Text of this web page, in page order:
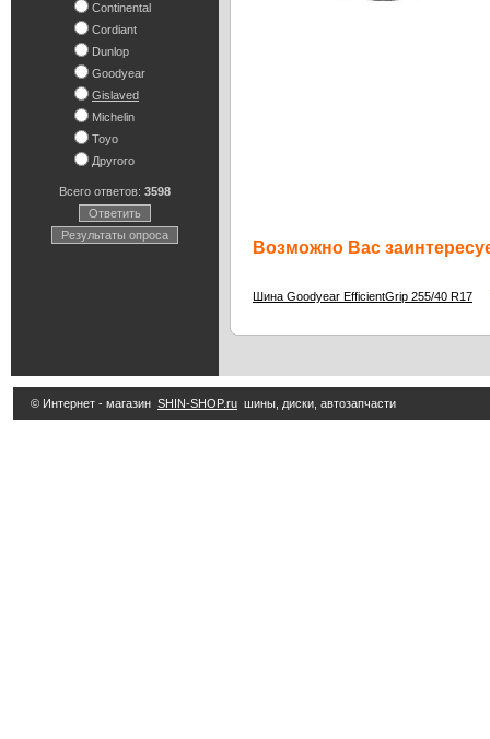
Continental
Cordiant
Dunlop
Goodyear
Gislaved
Michelin
Toyo
Другого
Всего ответов: 3598
Ответить
Результаты опроса
Возможно Вас
Шина Goodyear EfficientGrip 255/40 R17
© Интернет - магазин SHIN-SHOP.ru шины, диски, автозапчасти